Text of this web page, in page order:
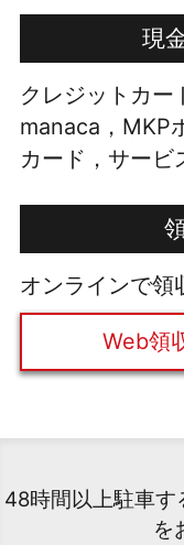
現
クレジットカー
manaca，MKP
カード，サービ
オンラインで領
Web領
48時間以上駐車す
を